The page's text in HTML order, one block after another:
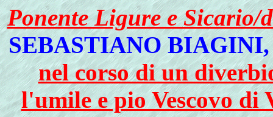
Ponente Ligure e Sicario/
SEBASTIANO
nel corso di un
l'umile e pio Vescovo